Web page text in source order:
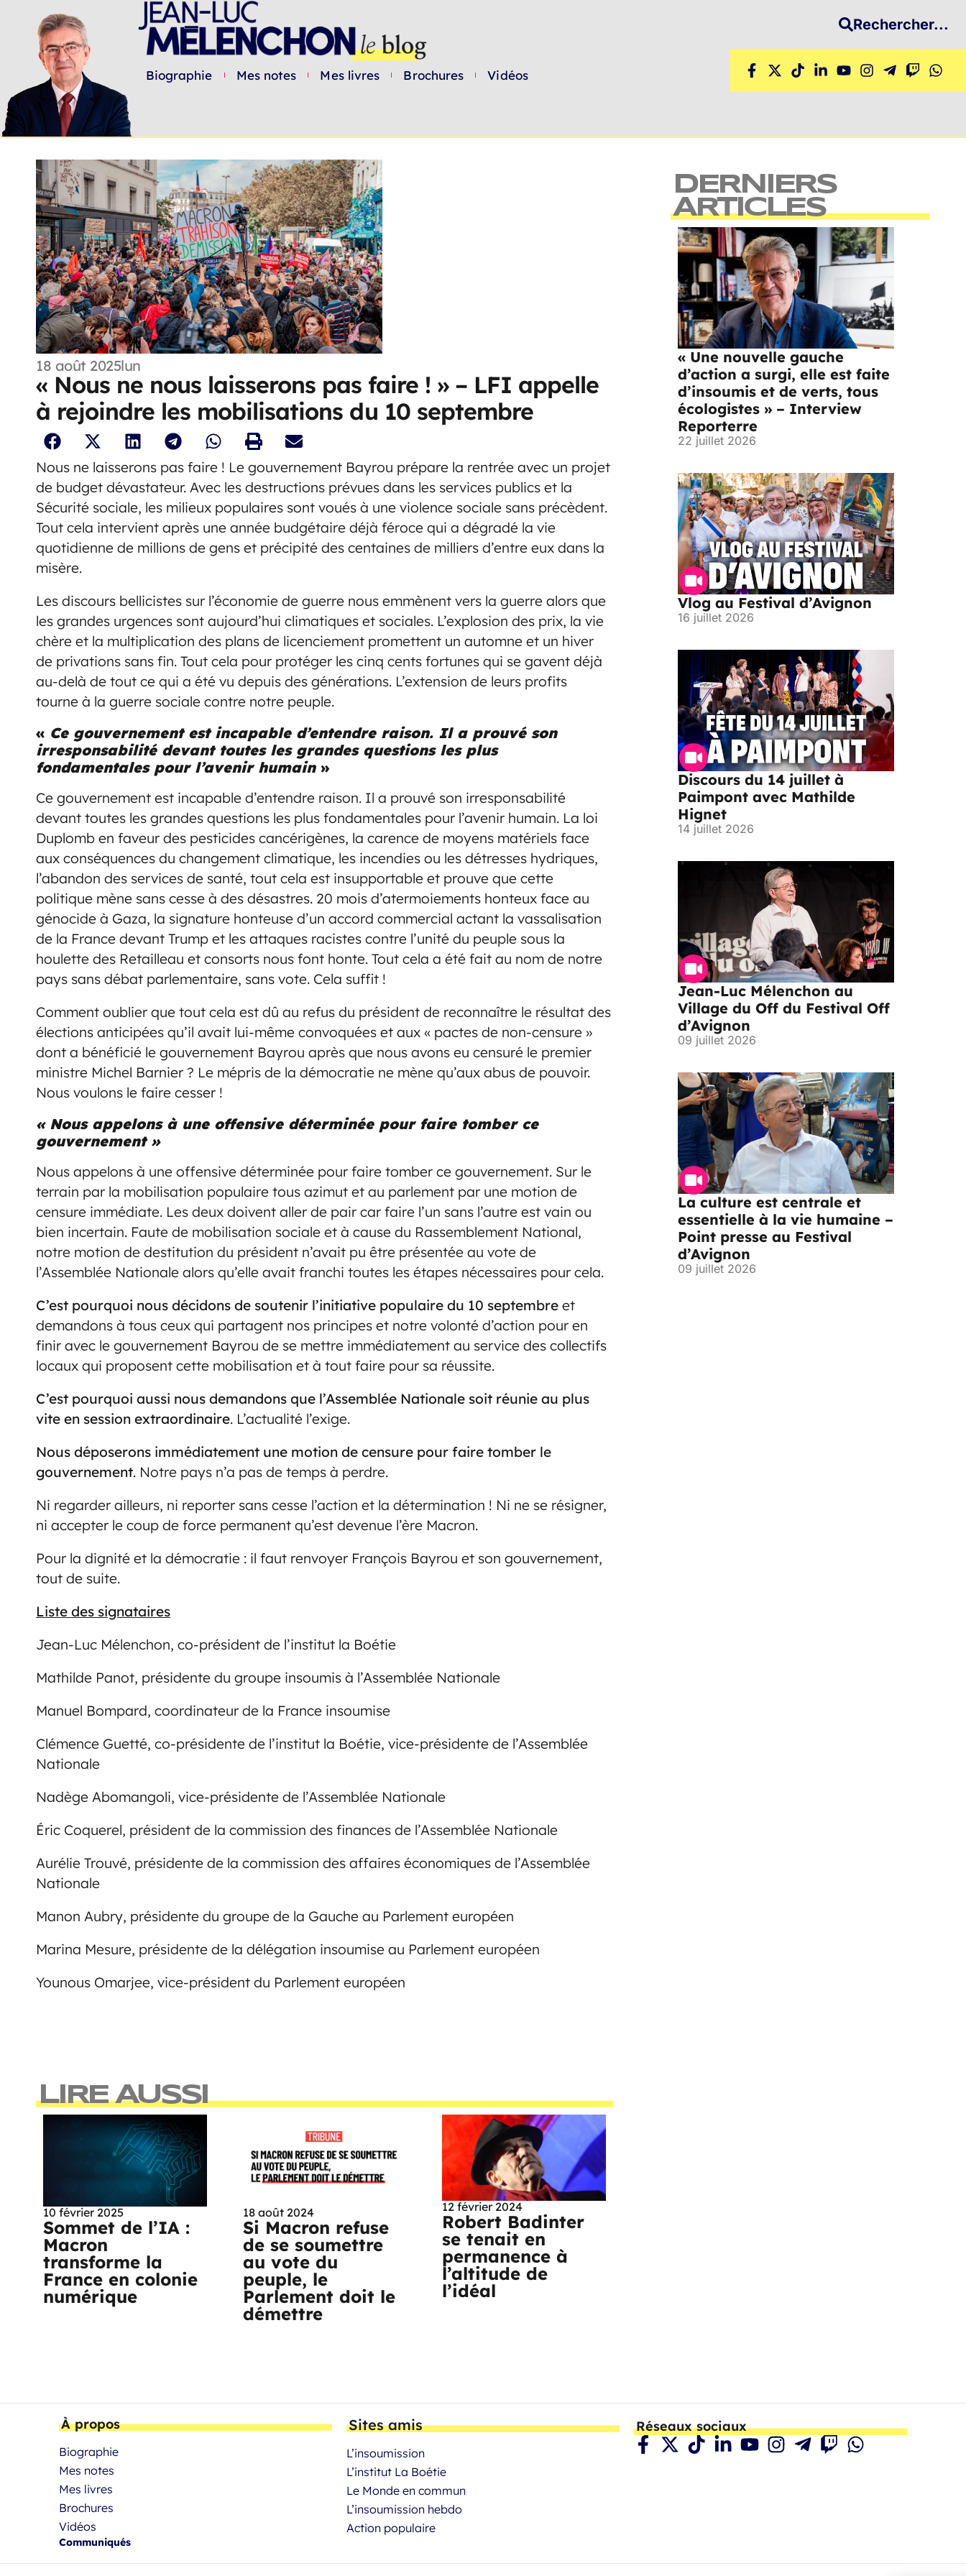
Biographie Mes notes Mes livres Brochures Vidéos
Rechercher...
18 août 2025lun
« Nous ne nous laisserons pas faire ! » – LFI appelle
à rejoindre les mobilisations du 10 septembre
Nous ne laisserons pas faire ! Le gouvernement Bayrou prépare la rentrée avec un projet
de budget dévastateur. Avec les destructions prévues dans les services publics et la
Sécurité sociale, les milieux populaires sont voués à une violence sociale sans précèdent.
Tout cela intervient après une année budgétaire déjà féroce qui a dégradé la vie
quotidienne de millions de gens et précipité des centaines de milliers d’entre eux dans la
misère.
Les discours bellicistes sur l’économie de guerre nous emmènent vers la guerre alors que
les grandes urgences sont aujourd’hui climatiques et sociales. L’explosion des prix, la vie
chère et la multiplication des plans de licenciement promettent un automne et un hiver
de privations sans fin. Tout cela pour protéger les cinq cents fortunes qui se gavent déjà
au-delà de tout ce qui a été vu depuis des générations. L’extension de leurs profits
tourne à la guerre sociale contre notre peuple.
« Ce gouvernement est incapable d’entendre raison. Il a prouvé son
irresponsabilité devant toutes les grandes questions les plus
fondamentales pour l’avenir humain »
Ce gouvernement est incapable d’entendre raison. Il a prouvé son irresponsabilité
devant toutes les grandes questions les plus fondamentales pour l’avenir humain. La loi
Duplomb en faveur des pesticides cancérigènes, la carence de moyens matériels face
aux conséquences du changement climatique, les incendies ou les détresses hydriques,
l’abandon des services de santé, tout cela est insupportable et prouve que cette
politique mène sans cesse à des désastres. 20 mois d’atermoiements honteux face au
génocide à Gaza, la signature honteuse d’un accord commercial actant la vassalisation
de la France devant Trump et les attaques racistes contre l’unité du peuple sous la
houlette des Retailleau et consorts nous font honte. Tout cela a été fait au nom de notre
pays sans débat parlementaire, sans vote. Cela suffit !
Comment oublier que tout cela est dû au refus du président de reconnaître le résultat des
élections anticipées qu’il avait lui-même convoquées et aux « pactes de non-censure »
dont a bénéficié le gouvernement Bayrou après que nous avons eu censuré le premier
ministre Michel Barnier ? Le mépris de la démocratie ne mène qu’aux abus de pouvoir.
Nous voulons le faire cesser !
« Nous appelons à une offensive déterminée pour faire tomber ce
gouvernement »
Nous appelons à une offensive déterminée pour faire tomber ce gouvernement. Sur le
terrain par la mobilisation populaire tous azimut et au parlement par une motion de
censure immédiate. Les deux doivent aller de pair car faire l’un sans l’autre est vain ou
bien incertain. Faute de mobilisation sociale et à cause du Rassemblement National,
notre motion de destitution du président n’avait pu être présentée au vote de
l’Assemblée Nationale alors qu’elle avait franchi toutes les étapes nécessaires pour cela.
C’est pourquoi nous décidons de soutenir l’initiative populaire du 10 septembre et
demandons à tous ceux qui partagent nos principes et notre volonté d’action pour en
finir avec le gouvernement Bayrou de se mettre immédiatement au service des collectifs
locaux qui proposent cette mobilisation et à tout faire pour sa réussite.
C’est pourquoi aussi nous demandons que l’Assemblée Nationale soit réunie au plus
vite en session extraordinaire. L’actualité l’exige.
Nous déposerons immédiatement une motion de censure pour faire tomber le
gouvernement. Notre pays n’a pas de temps à perdre.
Ni regarder ailleurs, ni reporter sans cesse l’action et la détermination ! Ni ne se résigner,
ni accepter le coup de force permanent qu’est devenue l’ère Macron.
Pour la dignité et la démocratie : il faut renvoyer François Bayrou et son gouvernement,
tout de suite.
Liste des signataires
Jean-Luc Mélenchon, co-président de l’institut la Boétie
Mathilde Panot, présidente du groupe insoumis à l’Assemblée Nationale
Manuel Bompard, coordinateur de la France insoumise
Clémence Guetté, co-présidente de l’institut la Boétie, vice-présidente de l’Assemblée
Nationale
Nadège Abomangoli, vice-présidente de l’Assemblée Nationale
Éric Coquerel, président de la commission des finances de l’Assemblée Nationale
Aurélie Trouvé, présidente de la commission des affaires économiques de l’Assemblée
Nationale
Manon Aubry, présidente du groupe de la Gauche au Parlement européen
Marina Mesure, présidente de la délégation insoumise au Parlement européen
Younous Omarjee, vice-président du Parlement européen
LIRE AUSSI
10 février 2025
Sommet de l’IA :
Macron
transforme la
France en colonie
numérique
18 août 2024
Si Macron refuse
de se soumettre
au vote du
peuple, le
Parlement doit le
démettre
12 février 2024
Robert Badinter
se tenait en
permanence à
l’altitude de
l’idéal
DERNIERS
ARTICLES
« Une nouvelle gauche
d’action a surgi, elle est faite
d’insoumis et de verts, tous
écologistes » – Interview
Reporterre
22 juillet 2026
Vlog au Festival d’Avignon
16 juillet 2026
Discours du 14 juillet à
Paimpont avec Mathilde
Hignet
14 juillet 2026
Jean-Luc Mélenchon au
Village du Off du Festival Off
d’Avignon
09 juillet 2026
La culture est centrale et
essentielle à la vie humaine –
Point presse au Festival
d’Avignon
09 juillet 2026
À propos
Biographie
Mes notes
Mes livres
Brochures
Vidéos
Communiqués
Sites amis
L’insoumission
L’institut La Boétie
Le Monde en commun
L’insoumission hebdo
Action populaire
Réseaux sociaux